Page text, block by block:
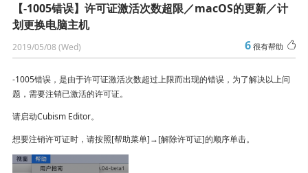
关于时间轴的最终帧未被输出
在alpha版的Cubism Editor创建的文件(cmo3, can3, moc3)可以
在其他版本中打开吗？
能够流畅运行Cubism Editor的PC规格是什么？
Cubism SDK或示例素材呢？
确认 RLM_DIAGNOSTICS.log 文件的方法
可用于在YouTube或Twitch上发布作品吗？
我想解约（我想停止订阅）
【-1005错误】许可证激活次数超限／macOS的更新／计划更换
电脑主机
【-103、-105错误】 发生网络通信相关错误时
试用版和免费版有什么区别？
【-1005错误】许可证激活次数超限／macOS的更新／计
划更换电脑主机
2019/05/08 (Wed) 6 很有帮助
-1005错误，是由于许可证激活次数超过上限而出现的错误，为了解决以上问
题，需要注销已激活的许可证。
请启动Cubism Editor。
想要注销许可证时，请按照[帮助菜单]→[解除许可证]的顺序单击。